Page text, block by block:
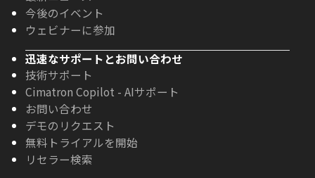
今後のイベント
ウェビナーに参加
迅速なサポートとお問い合わせ
技術サポート
Cimatron Copilot - AIサポート
お問い合わせ
デモのリクエスト
無料トライアルを開始
リセラー検索